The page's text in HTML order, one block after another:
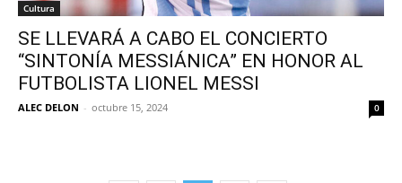
Cultura
SE LLEVARÁ A CABO EL CONCIERTO
“SINTONÍA MESSIÁNICA” EN HONOR AL
FUTBOLISTA LIONEL MESSI
ALEC DELON - octubre 15, 2024 0